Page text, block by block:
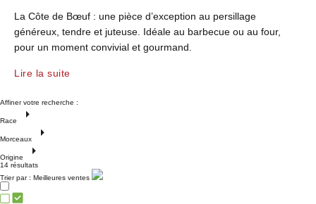
La Côte de Bœuf : une pièce d’exception au persillage
généreux, tendre et juteuse. Idéale au barbecue ou au four,
pour un moment convivial et gourmand.
Lire la suite
Affiner votre recherche :
Race
Morceaux
Origine
14 résultats
Trier par : Meilleures ventes